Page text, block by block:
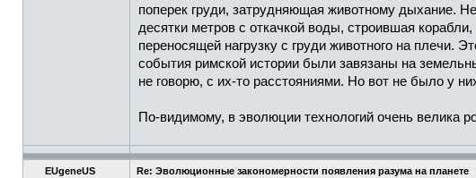
поперек груди, затрудняющая животному дыхание.
десятки метров с откачкой воды, строившая
переносящей нагрузку с груди животного на плечи.
события римской истории были завязаны на
не говорю, с их-то расстояниями. Но вот не было у
По-видимому, в эволюции технологий очень велика
EUgeneUS Re: Эволюционные закономерности появления разума на планете